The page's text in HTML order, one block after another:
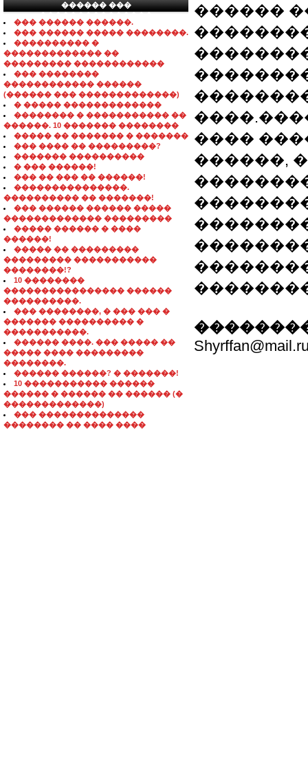
������ ���
���������������
��� ������ ������.
��� ������ ����� ��������.
���������� �
������������� ��
��������� ������������
��� ��������
������������ ������
(������ ��� �������������)
� ����� �������������
�������� � ����������� ��
������. 10 ������� ��������
����� �� ������� � �������
��� ���� �� ���������?
������� ����������
� ��� ������!
��� �� ��� �� ������!
���������������.
���������� �� �������!
��� ������ ������ �����
������������� ���������
����� ������ � ����
������!
����� �� ���������
��������� �����������
��������!?
10 ��������
���������������� ������
����������.
��� ��������, � ��� ��� �
������� ���������� �
�����������.
������ ����. ��� ����� ��
����� ���� ���������
��������.
������ ������? � �������!
10 ����������� ������
������ � ������ �� ������ (�
�������������)
��� ��������������
�������� �� ���� ����
������
����
������,